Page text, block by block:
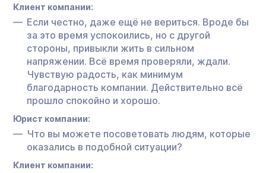
Клиент компании:
Если честно, даже ещё не вериться. Вроде бы
за это время успокоились, но с другой
стороны, привыкли жить в сильном
напряжении. Всё время проверяли, ждали.
Чувствую радость, как минимум
благодарность компании. Действительно всё
прошло спокойно и хорошо.
Юрист компании:
Что вы можете посоветовать людям, которые
оказались в подобной ситуации?
Клиент компании: